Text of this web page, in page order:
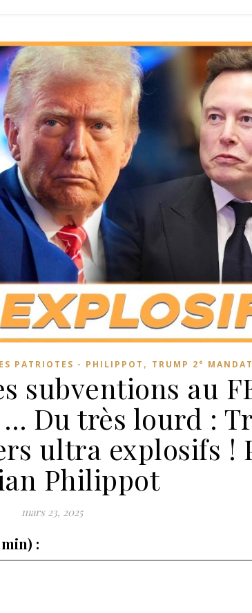
PATRIOTES - PHILIPPOT , TRUMP 2° MANDAT
subventions au
Du très lourd :
ultra explosifs !
Philippot
mars 23, 2025
: